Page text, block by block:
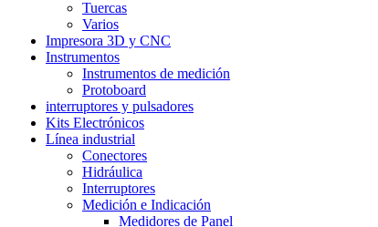
Tuercas
Varios
Impresora 3D y CNC
Instrumentos
Instrumentos de medición
Protoboard
interruptores y pulsadores
Kits Electrónicos
Línea industrial
Conectores
Hidráulica
Interruptores
Medición e Indicación
Medidores de Panel